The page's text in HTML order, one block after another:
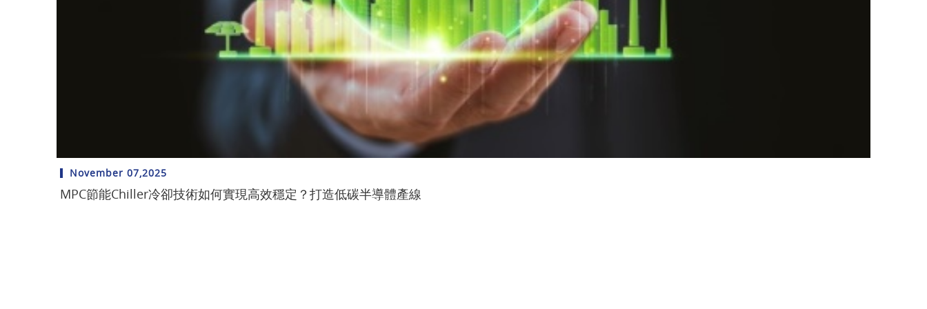
November 07,2025
MPC節能Chiller冷卻技術如何實現高效穩定？打造低碳半導體產線